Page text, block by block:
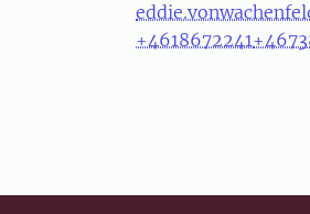
+4618672241